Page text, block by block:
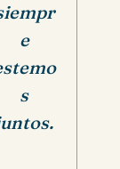
e
s